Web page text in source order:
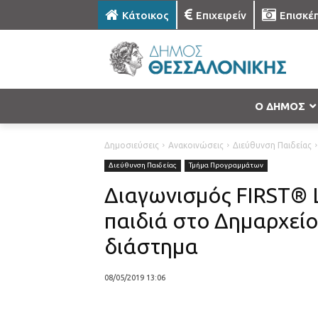
Κάτοικος Επιχειρείν
Ο ΔΗΜΟΣ
Δημοσιεύσεις Ανακοινώσεις Διεύθυνση Παιδείας
Διεύθυνση Παιδείας Τμήμα Προγραμμάτων
Διαγωνισμός FIRST®
παιδιά στο
διάστημα
08/05/2019 13:06